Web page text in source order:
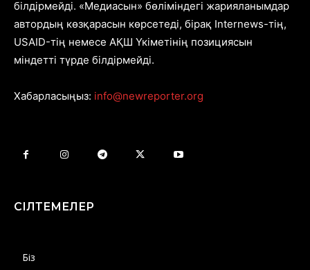
білдірмейді. «Медиасын» бөліміндегі жарияланымдар
автордың көзқарасын көрсетеді, бірақ Internews-тің,
USAID-тің немесе АҚШ Үкіметінің позициясын
міндетті түрде білдірмейді.
Хабарласыңыз: info@newreporter.org
СІЛТЕМЕЛЕР
Біз